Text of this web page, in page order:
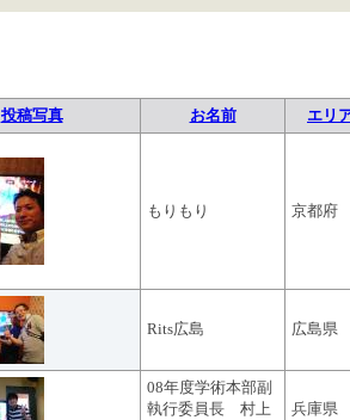
投稿写真 お名前 エリ
もりもり 京都府
Rits広島 広島県
08年度学術本部副
執行委員長 村上
兵庫県